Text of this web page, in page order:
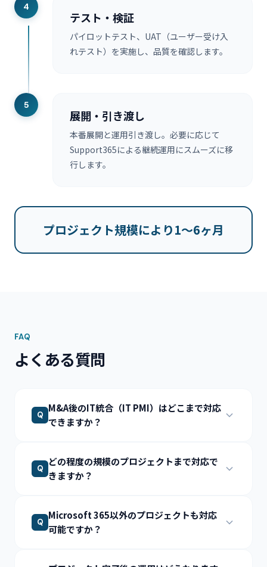
4
テスト・検証
パイロットテスト、UAT（ユーザー受け入
れテスト）を実施し、品質を確認します。
5
展開・引き渡し
本番展開と運用引き渡し。必要に応じて
Support365による継続運用にスムーズに移
行します。
プロジェクト規模により1〜6ヶ月
FAQ
よくある質問
Q
M&A後のIT統合（IT PMI）はどこまで対応
できますか？
Q
どの程度の規模のプロジェクトまで対応で
きますか？
Q
Microsoft 365以外のプロジェクトも対応
可能ですか？